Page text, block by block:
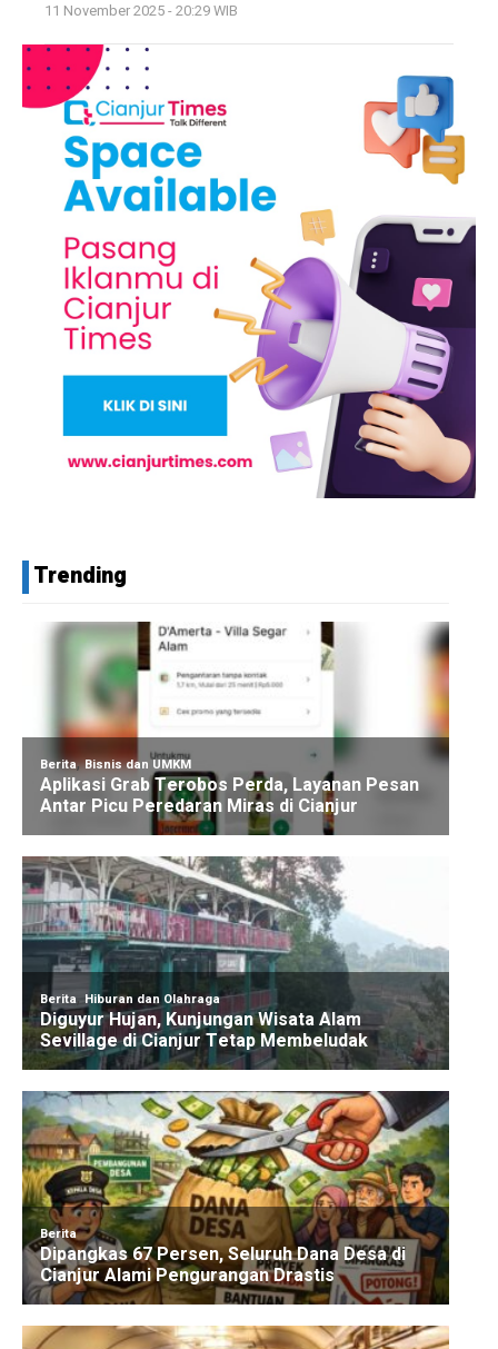
11 November 2025 - 20:29 WIB
Trending